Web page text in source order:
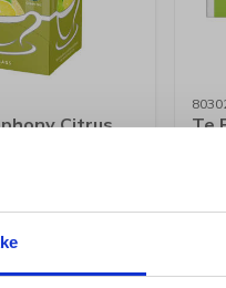
Citrus
/ pk.
Køb nu
Te
Fra
Kr.